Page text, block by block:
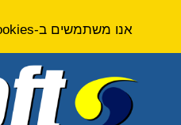
אנו משתמשים ב-Cookies כדי לשפר את החוויה שלכם באתר. על ידי גלישה באתר זה אתם מסכימים ל